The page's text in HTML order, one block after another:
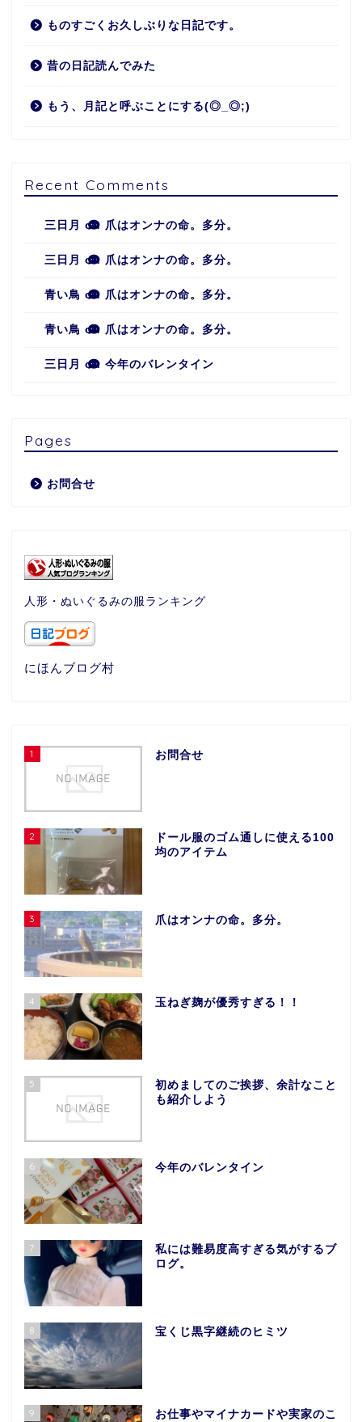
ものすごくお久しぶりな日記です。
昔の日記読んでみた
もう、月記と呼ぶことにする(◎_◎;)
Recent Comments
三日月 on 爪はオンナの命。多分。
三日月 on 爪はオンナの命。多分。
青い鳥 on 爪はオンナの命。多分。
青い鳥 on 爪はオンナの命。多分。
三日月 on 今年のバレンタイン
Pages
お問合せ
人形・ぬいぐるみの服ランキング
にほんブログ村
1 お問合せ
2
ドール服のゴム通しに使える100
均のアイテム
3 爪はオンナの命。多分。
4 玉ねぎ麹が優秀すぎる！！
5
初めましてのご挨拶、余計なこと
も紹介しよう
6 今年のバレンタイン
7
私には難易度高すぎる気がするブ
ログ。
8 宝くじ黒字継続のヒミツ
9 お仕事やマイナカードや実家のこ